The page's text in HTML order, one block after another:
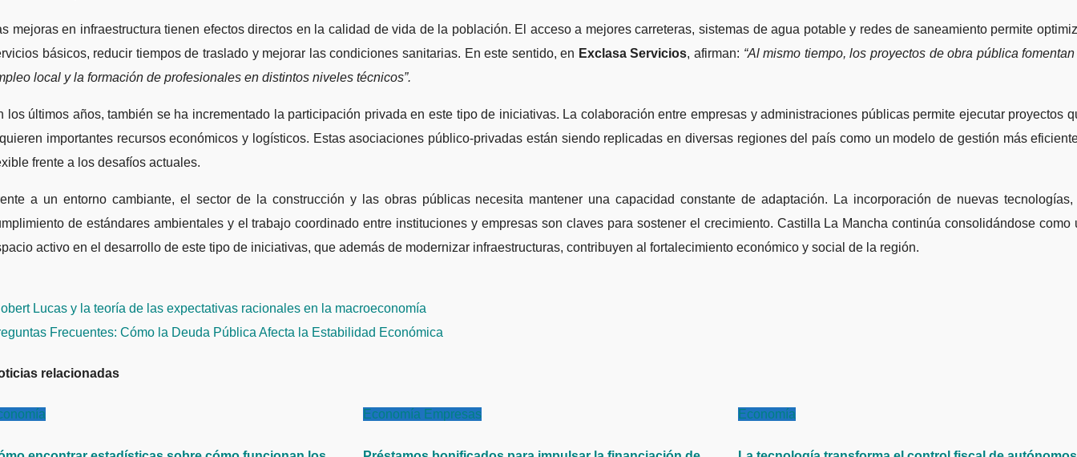
mejoras en infraestructura tienen efectos directos en la calidad de vida de la población. El acceso a mejores carreteras, sistemas de agua potable y redes de saneamiento permite
básicos, reducir tiempos de traslado y mejorar las condiciones sanitarias. En este sentido, en Exclasa Servicios, afirman: “Al mismo tiempo, los proyectos de obra pública
local y la formación de profesionales en distintos niveles técnicos”.
los últimos años, también se ha incrementado la participación privada en este tipo de iniciativas. La colaboración entre empresas y administraciones públicas permite ejecutar proyectos
importantes recursos económicos y logísticos. Estas asociaciones público-privadas están siendo replicadas en diversas regiones del país como un modelo de gestión más
frente a los desafíos actuales.
a un entorno cambiante, el sector de la construcción y las obras públicas necesita mantener una capacidad constante de adaptación. La incorporación de nuevas
de estándares ambientales y el trabajo coordinado entre instituciones y empresas son claves para sostener el crecimiento. Castilla La Mancha continúa consolidándose como
activo en el desarrollo de este tipo de iniciativas, que además de modernizar infraestructuras, contribuyen al fortalecimiento económico y social de la región.
Lucas y la teoría de las expectativas racionales en la macroeconomía
Frecuentes: Cómo la Deuda Pública Afecta la Estabilidad Económica
relacionadas
Economía Empresas Economía